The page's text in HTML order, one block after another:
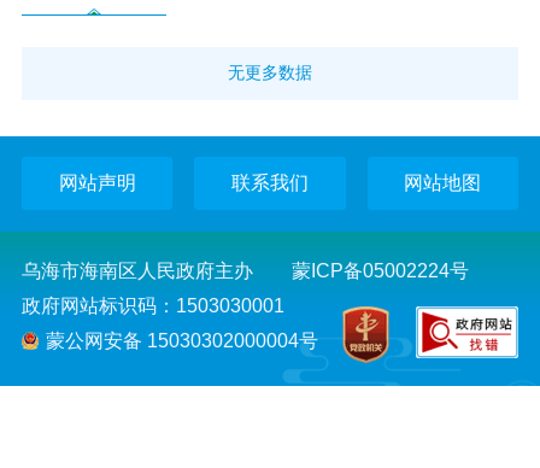
互动交流
数据发布
无更多数据
网站声明 联系我们 网站地图
乌海市海南区人民政府主办 蒙ICP备05002224号
政府网站标识码：1503030001
蒙公网安备 15030302000004号